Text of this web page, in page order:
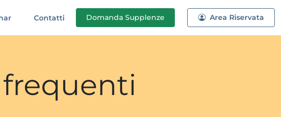
Contatti Domanda Supplenze Area Riservata
frequenti